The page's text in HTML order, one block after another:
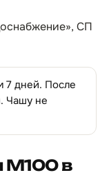
СП
7 дней. После
Чашу не
М100 в